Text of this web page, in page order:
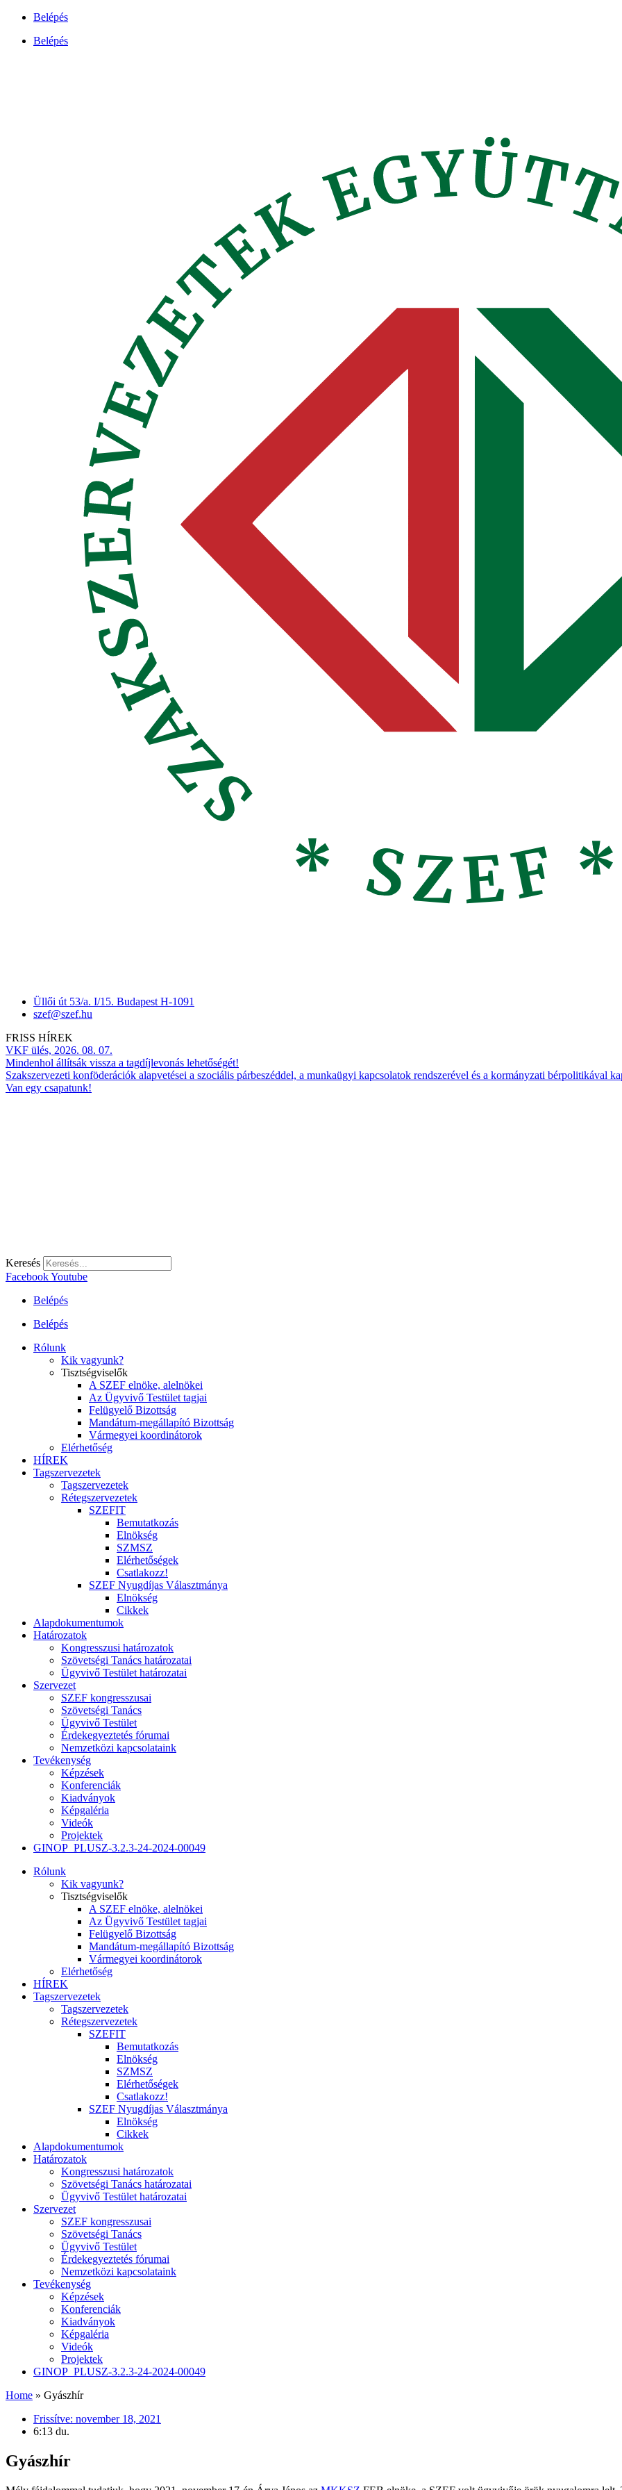
Ugrás
tartalomhoz
Belépés
Belépés
Üllői út 53/a. I/15. Budapest H-1091
szef@szef.hu
FRISS HÍREK
VKF ülés, 2026. 08. 07.
Mindenhol állítsák vissza a tagdíjlevonás lehetőségét!
Szakszervezeti konföderációk alapvetései a szociális párbeszéddel, a munkaügyi kapcsolatok rendszerével és a kormányzati bérpolitikával
Van egy csapatunk!
Keresés
FacebookYoutube
Belépés
Belépés
Rólunk
Kik vagyunk?
Tisztségviselők
A SZEF elnöke, alelnökei
Az Ügyvivő Testület tagjai
Felügyelő Bizottság
Mandátum-megállapító Bizottság
Vármegyei koordinátorok
Elérhetőség
HÍREK
Tagszervezetek
Tagszervezetek
Rétegszervezetek
SZEFIT
Bemutatkozás
Elnökség
SZMSZ
Elérhetőségek
Csatlakozz!
SZEF Nyugdíjas Választmánya
Elnökség
Cikkek
Alapdokumentumok
Határozatok
Kongresszusi határozatok
Szövetségi Tanács határozatai
Ügyvivő Testület határozatai
Szervezet
SZEF kongresszusai
Szövetségi Tanács
Ügyvivő Testület
Érdekegyeztetés fórumai
Nemzetközi kapcsolataink
Tevékenység
Képzések
Konferenciák
Kiadványok
Képgaléria
Videók
Projektek
GINOP_PLUSZ-3.2.3-24-2024-00049
Rólunk
Kik vagyunk?
Tisztségviselők
A SZEF elnöke, alelnökei
Az Ügyvivő Testület tagjai
Felügyelő Bizottság
Mandátum-megállapító Bizottság
Vármegyei koordinátorok
Elérhetőség
HÍREK
Tagszervezetek
Tagszervezetek
Rétegszervezetek
SZEFIT
Bemutatkozás
Elnökség
SZMSZ
Elérhetőségek
Csatlakozz!
SZEF Nyugdíjas Választmánya
Elnökség
Cikkek
Alapdokumentumok
Határozatok
Kongresszusi határozatok
Szövetségi Tanács határozatai
Ügyvivő Testület határozatai
Szervezet
SZEF kongresszusai
Szövetségi Tanács
Ügyvivő Testület
Érdekegyeztetés fórumai
Nemzetközi kapcsolataink
Tevékenység
Képzések
Konferenciák
Kiadványok
Képgaléria
Videók
Projektek
GINOP_PLUSZ-3.2.3-24-2024-00049
Home » Gyászhír
Frissítve: november 18, 2021
6:13 du.
Gyászhír